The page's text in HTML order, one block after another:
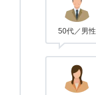
50代／男性